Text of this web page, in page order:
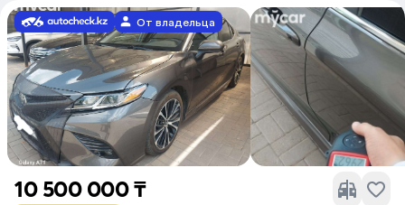
От владельца
10 500 000 ₸